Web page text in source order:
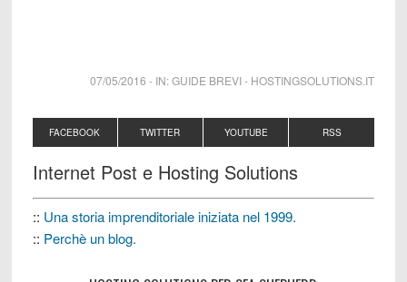
07/05/2016 - IN:GUIDE BREVI- HOSTINGSOLUTIONS.IT
FACEBOOK TWITTER YOUTUBE RSS
Internet Post e Hosting Solutions
:: Una storia imprenditoriale iniziata nel 1999.
:: Perchè un blog.